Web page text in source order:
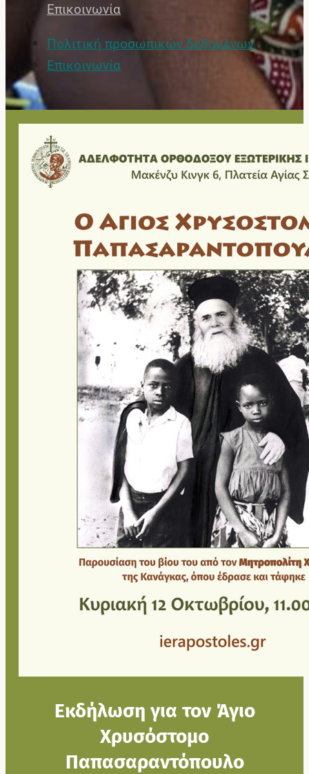
Επικοινωνία
Πολιτική προσωπικών δεδομένων
Επικοινωνία
Εκδήλωση για τον Άγιο
Χρυσόστομο
Παπασαραντόπουλο